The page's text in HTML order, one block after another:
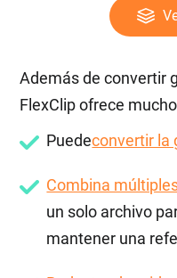
Además de convertir
FlexClip ofrece
Puedeconvertir la
Combina
un solo archivo
mantener una